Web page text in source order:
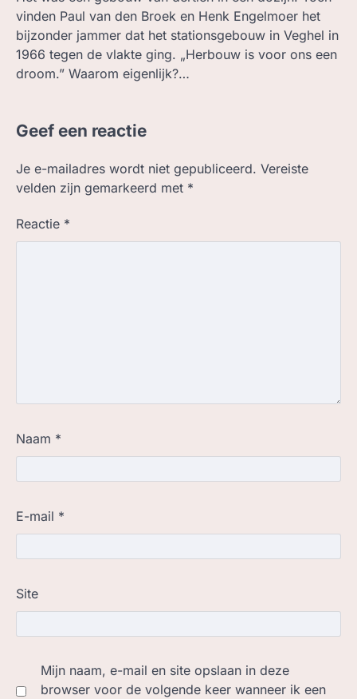
vinden Paul van den Broek en Henk Engelmoer het
bijzonder jammer dat het stationsgebouw in Veghel in
1966 tegen de vlakte ging. „Herbouw is voor ons een
droom.” Waarom eigenlijk?…
Geef een reactie
Je e-mailadres wordt niet gepubliceerd. Vereiste
velden zijn gemarkeerd met *
Reactie *
Naam *
E-mail *
Site
Mijn naam, e-mail en site opslaan in deze
browser voor de volgende keer wanneer ik een